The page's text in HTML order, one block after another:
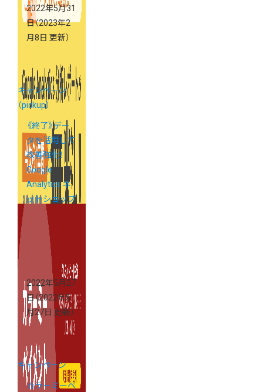
2022年5月31
日（2023年2
月8日 更新）
キャンペーン
（pickup）
《終了》デー
タを活用して
改善強化！
Google
Analytics ネ
ットショップ
分析レポート
無料お試しキ
ャンペーン
2022年5月27
日（2022年5
月27日 更新）
キャンペーン
カラーミーペ